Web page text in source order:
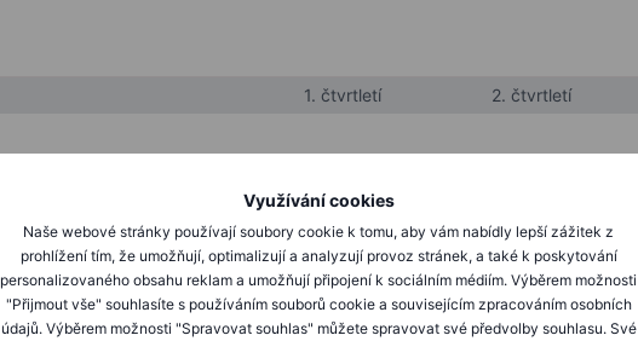
Využívání cookies
Naše webové stránky používají soubory cookie k tomu, aby vám nabídly lepší zážitek z
prohlížení tím, že umožňují, optimalizují a analyzují provoz stránek, a také k poskytování
personalizovaného obsahu reklam a umožňují připojení k sociálním médiím. Výběrem možnosti
"Přijmout vše" souhlasíte s používáním souborů cookie a souvisejícím zpracováním osobních
údajů. Výběrem možnosti "Spravovat souhlas" můžete spravovat své předvolby souhlasu. Své
1. čtvrtletí 2. čtvrtletí
XXXXXXX XXXXXXX
XXXXXXX XXXXXXX